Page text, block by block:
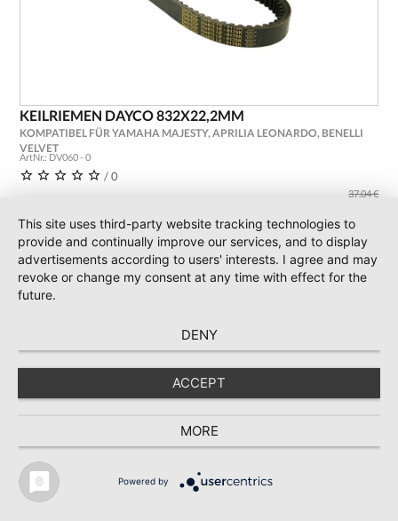
KEILRIEMEN DAYCO 832X22,2MM
KOMPATIBEL FÜR YAMAHA MAJESTY, APRILIA LEONARDO, BENELLI
VELVET
ArtNr.: DV060 - 0
/ 0
37,04 €
incl. 19 % Mwst.
IN DEN WARENKORB
This site uses third-party website tracking technologies to
provide and continually improve our services, and to display
advertisements according to users' interests. I agree and may
revoke or change my consent at any time with effect for the
future.
DENY
ACCEPT
MORE
Powered by